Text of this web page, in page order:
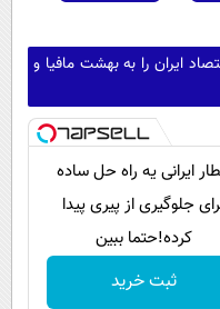
ایران را به بهشت مافیا و
ایرانی یه راه حل ساده
جلوگیری از پیری پیدا
کرده!حتما ببین
ثبت خرید